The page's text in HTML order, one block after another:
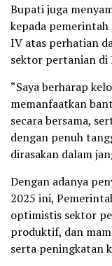
Bupati juga
kepada
IV atas perhatian
sektor pertanian di
“Saya berharap
memanfaatkan
secara bersama,
dengan penuh
dirasakan dalam
Dengan adanya
2025 ini,
optimistis sektor
produktif, dan
serta peningkatan